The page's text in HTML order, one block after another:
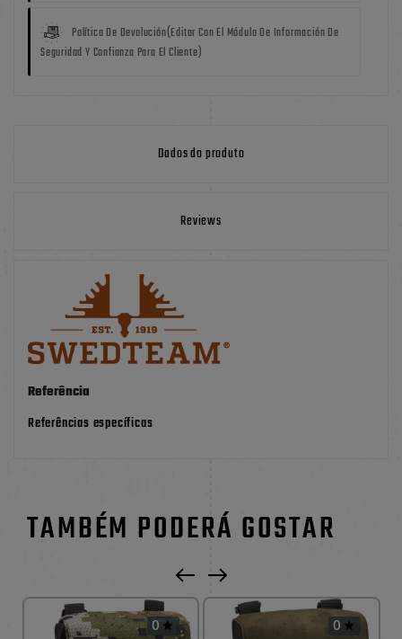
Política De Devolución(editar Con El Módulo De Información De
Seguridad Y Confianza Para El Cliente)
Dados do produto
Reviews
Referência
Referências específicas
TAMBÉM PODERÁ GOSTAR
0  0 